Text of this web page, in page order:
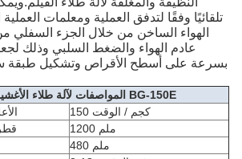
تلقائيًا وفقًا لتدفق العملية ومعلمات
الهواء الساخن من خلال الجزء السفلي
عادم الهواء والضغط السلبي وذلك
بسرعة على أسطح الأقراص وتشكيل طبقة
المواصفات لآلة طلاء الأغشية اللوحية عالية الكفاءة BG-150E
150 كجم / الوقت
1200 ملم
480 ملم